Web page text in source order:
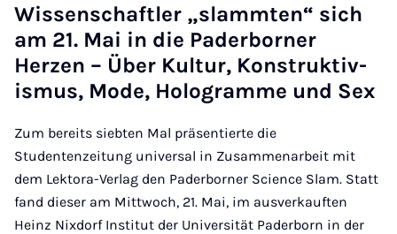
Wis­senschaftler „slam­mten“ sich
am 21. Mai in die Pader­borner
Herzen – Über Kul­tur, Kon­strukt­iv­
is­mus, Mode, Holo­gramme und Sex
Zum bereits siebten Mal präsentierte die
Studentenzeitung universal in Zusammenarbeit mit
dem Lektora-Verlag den Paderborner Science Slam. Statt
fand dieser am Mittwoch, 21. Mai, im ausverkauften
Heinz Nixdorf Institut der Universität Paderborn in der